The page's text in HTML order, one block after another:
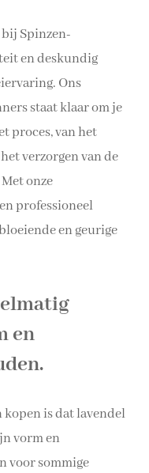
Spinzen-
en deskundig
Ons
staat klaar om je
proces, van het
verzorgen van de
onze
professioneel
en geurige
en
kopen is dat lavendel
vorm en
voor sommige